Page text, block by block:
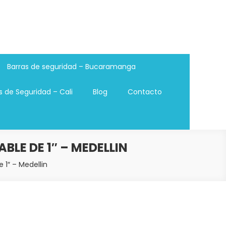
Barras de seguridad – Bucaramanga
de Seguridad – Cali Blog Contacto
DE 1″ – MEDELLIN
– Medellin